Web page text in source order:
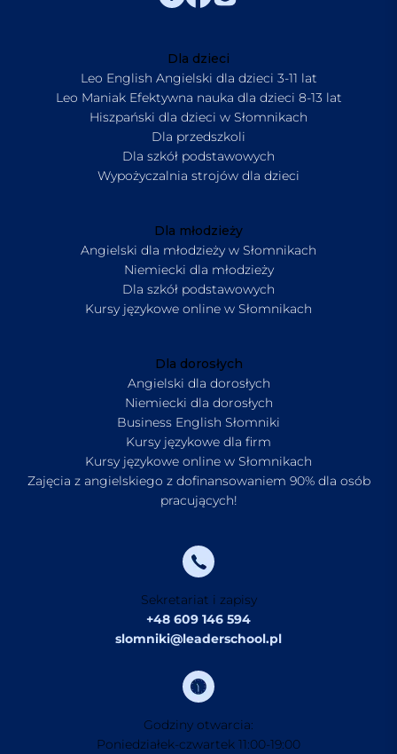
Dla dzieci
Leo English Angielski dla dzieci 3-11 lat
Leo Maniak Efektywna nauka dla dzieci 8-13 lat
Hiszpański dla dzieci w Słomnikach
Dla przedszkoli
Dla szkół podstawowych
Wypożyczalnia strojów dla dzieci
Dla młodzieży
Angielski dla młodzieży w Słomnikach
Niemiecki dla młodzieży
Dla szkół podstawowych
Kursy językowe online w Słomnikach
Dla dorosłych
Angielski dla dorosłych
Niemiecki dla dorosłych
Business English Słomniki
Kursy językowe dla firm
Kursy językowe online w Słomnikach
Zajęcia z angielskiego z dofinansowaniem 90% dla osób
pracujących!
Sekretariat i zapisy
+48 609 146 594
slomniki@leaderschool.pl
Godziny otwarcia:
Poniedziałek-czwartek 11:00-19:00